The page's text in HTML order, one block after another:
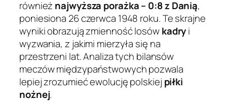
również najwyższa porażka – 0:8 z Danią,
poniesiona 26 czerwca 1948 roku. Te skrajne
wyniki obrazują zmienność losówkadryi
wyzwania, z jakimi mierzyła się na
przestrzeni lat. Analiza tych bilansów
meczów międzypaństwowych pozwala
lepiej zrozumieć ewolucję polskiej piłki
nożnej.